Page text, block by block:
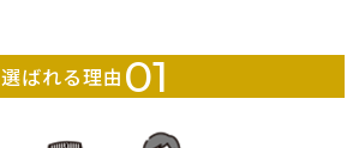
選ばれる理由 01